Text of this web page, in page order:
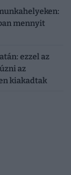
mennyit
ezzel az
az
kiakadtak